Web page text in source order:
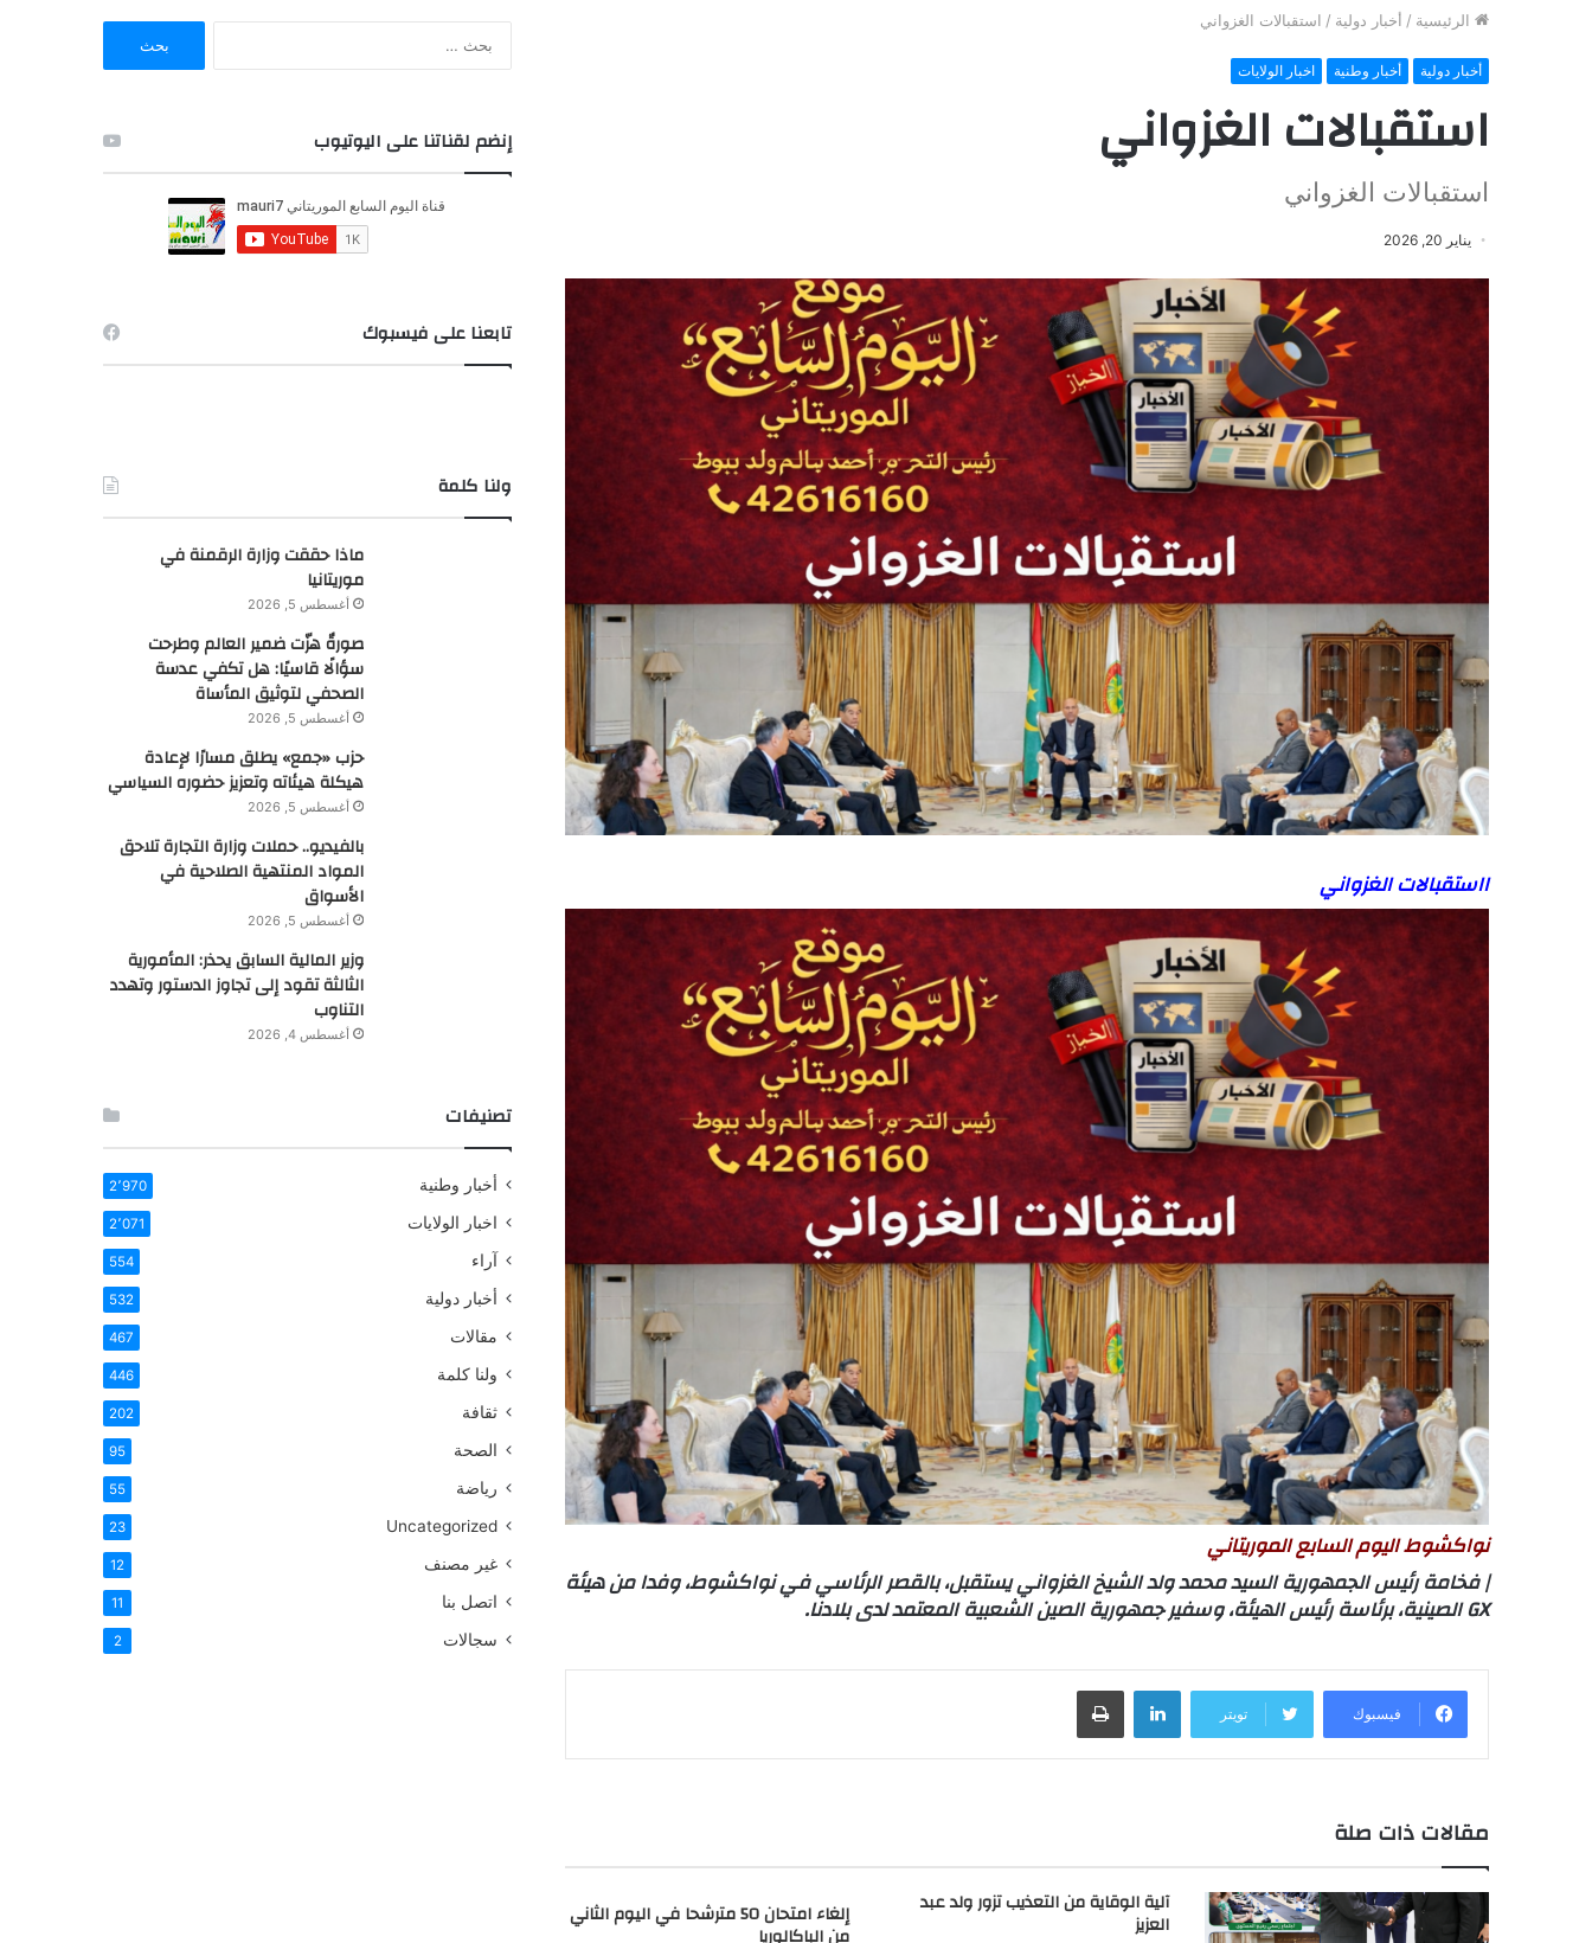
الرئيسية / أخبار دولية / استقبالات الغزواني
أخبار دولية أخبار وطنية اخبار الولايات
استقبالات الغزواني
استقبالات الغزواني
يناير 20, 2026
ااستقبالات الغزواني
نواكشوط اليوم السابع الموريتاني
| فخامة رئيس الجمهورية السيد محمد ولد الشيخ الغزواني يستقبل، بالقصر الرئاسي في نواكشوط، وفدا من هيئة
GX الصينية، برئاسة رئيس الهيئة، وسفير جمهورية الصين الشعبية المعتمد لدى بلادنا.
فيسبوك تويتر
لينكدإن
مقالات ذات صلة
آلية الوقاية من التعذيب تزور ولد عبد
العزيز إلغاء امتحان 50 مترشحا في اليوم الثاني
من الباكالوريا
:
إنضم لقناتنا على اليوتيوب
تابعنا على فيسبوك
ولنا كلمة
ماذا حققت وزارة الرقمنة في
موريتانيا
أغسطس 5, 2026
صورةٌ هزّت ضمير العالم وطرحت
سؤالًا قاسيًا: هل تكفي عدسة
الصحفي لتوثيق المأساة
أغسطس 5, 2026
حزب «جمع» يطلق مسارًا لإعادة
هيكلة هيئاته وتعزيز حضوره السياسي
أغسطس 5, 2026
بالفيديو.. حملات وزارة التجارة تلاحق
المواد المنتهية الصلاحية في
الأسواق
أغسطس 5, 2026
وزير المالية السابق يحذر: المأمورية
الثالثة تقود إلى تجاوز الدستور وتهدد
التناوب
أغسطس 4, 2026
تصنيفات
أخبار وطنية 2٬970
اخبار الولايات 2٬071
آراء 554
أخبار دولية 532
مقالات 467
ولنا كلمة 446
ثقافة 202
الصحة 95
رياضة 55
Uncategorized
23
غير مصنف 12
اتصل بنا 11
سجالات 2